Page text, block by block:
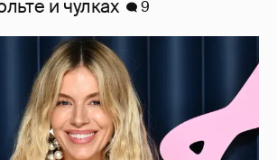
раскрыла пол третьего
редкие фото с детьми